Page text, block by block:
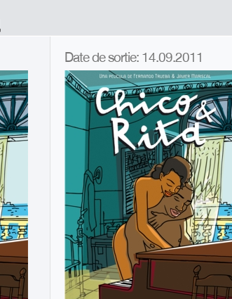
Date de sortie: 14.09.2011